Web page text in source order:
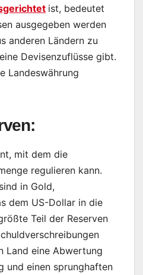
ist, bedeutet
ausgegeben werden
anderen Ländern zu
Devisenzuflüsse gibt.
Landeswährung
mit dem die
regulieren kann.
in Gold,
dem US-Dollar in die
Teil der Reserven
Land eine Abwertung
und einen sprunghaften